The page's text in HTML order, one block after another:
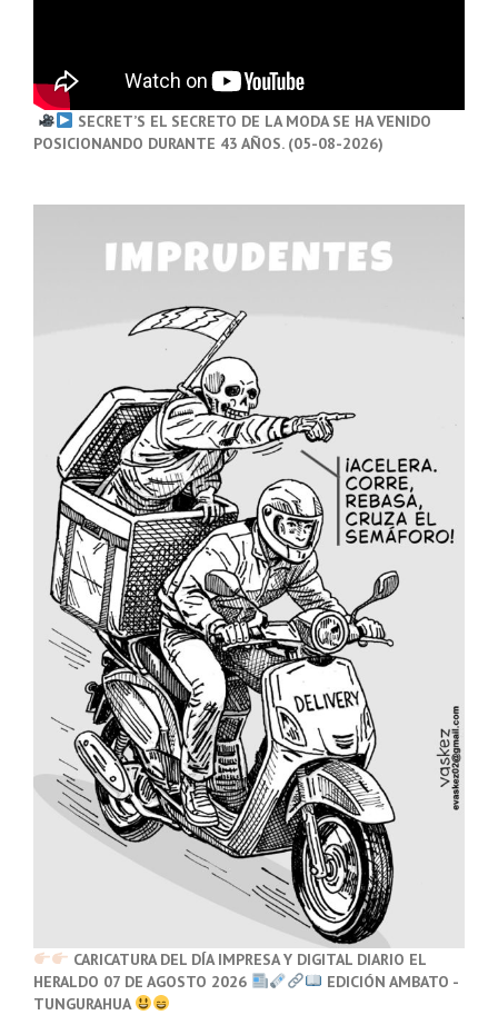
SECRET’S EL SECRETO DE LA MODA SE HA VENIDO
POSICIONANDO DURANTE 43 AÑOS. (05-08-2026)
CARICATURA DEL DÍA IMPRESA Y DIGITAL DIARIO EL
HERALDO 07 DE AGOSTO 2026
EDICIÓN AMBATO -
TUNGURAHUA